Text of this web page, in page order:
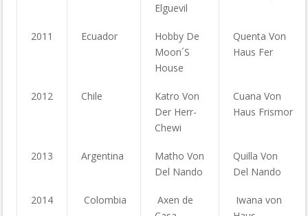
Elguevil
2011 Ecuador
Hobby De
Moon´S
House
Quenta Von
Haus Fer
2012 Chile
Katro Von
Der Herr-
Chewi
Cuana Von
Haus Frismor
2013 Argentina
Matho Von
Del Nando
Quilla Von
Del Nando
2014 Colombia
Axen de
Iwana von